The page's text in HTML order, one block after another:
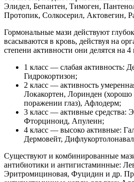
Элидел, Бепантен, Тимоген,
Протопик, Солкосерил, Актовегин,
Гормональные мази действуют
всасываются в кровь, действуя на
степени активности они делятся на 4
1 класс — слабая активность:
Гидрокортизон;
2 класс — активность
Локакортен, Лоринден (хорошо
поражении глаз), Афлодерм;
3 класс — активные средства:
Фторциноид, Апулеин;
4 класс — высоко активные:
Дермовейт,
Существуют и комбинированные
антибиотики и антигистаминные:
Эритромициновая, Фуцидин и др.